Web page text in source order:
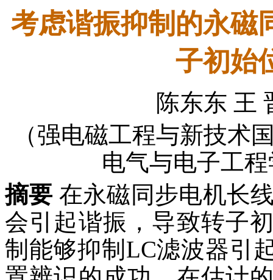
考虑谐振抑制的永磁
子初始
陈东东 王
（强电磁工程与新技术
电气与电子工
摘要 在永磁同步电机长
会引起谐振，导致转子
制能够抑制LC滤波器引